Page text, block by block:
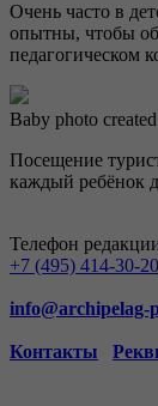
Очень часто в
опытны, чтобы
педагогическом
Baby photo
Посещение
каждый ребёнок
Телефон
+7 (495) 414-30-20
info@archipelag-
Контакты